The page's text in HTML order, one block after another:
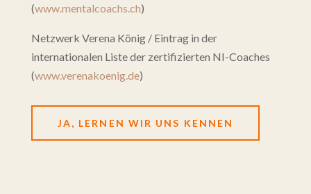
(www.mentalcoachs.ch)
Netzwerk Verena König / Eintrag in der
internationalen Liste der zertifizierten NI-Coaches
(www.verenakoenig.de)
JA, LERNEN WIR UNS KENNEN